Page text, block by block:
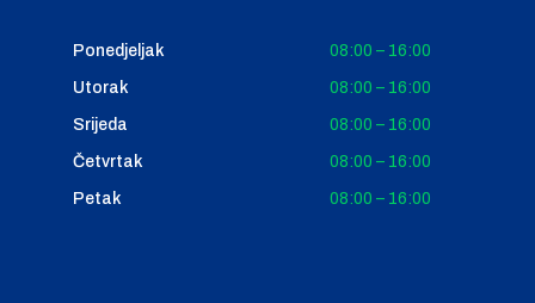
Ponedjeljak 08:00 – 16:00
Utorak 08:00 – 16:00
Srijeda 08:00 – 16:00
Četvrtak 08:00 – 16:00
Petak 08:00 – 16:00